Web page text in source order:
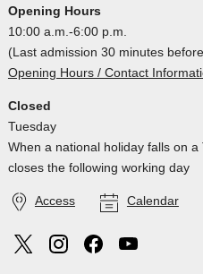
Opening Hours
10:00 a.m.-6:00 p.m.
(Last admission 30 minutes
Opening Hours / Contact
Closed
Tuesday
When a national holiday falls on
closes the following working day
Access Calendar